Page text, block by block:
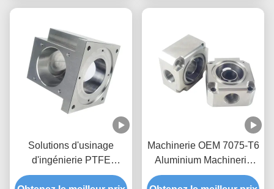
Solutions d'usinage
d'ingénierie PTFE
Produits en plastique
Machinerie OEM 7075-T6
Aluminium Machinerie
sur mesure 5052